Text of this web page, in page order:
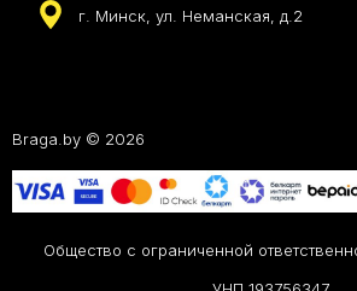
г. Минск, ул. Неманская, д.2
Braga.by © 2026
Общество с ограниченной